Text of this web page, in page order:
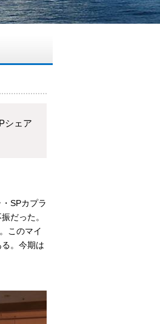
シェア
SPカプラ
だった。
このマイ
。今期は